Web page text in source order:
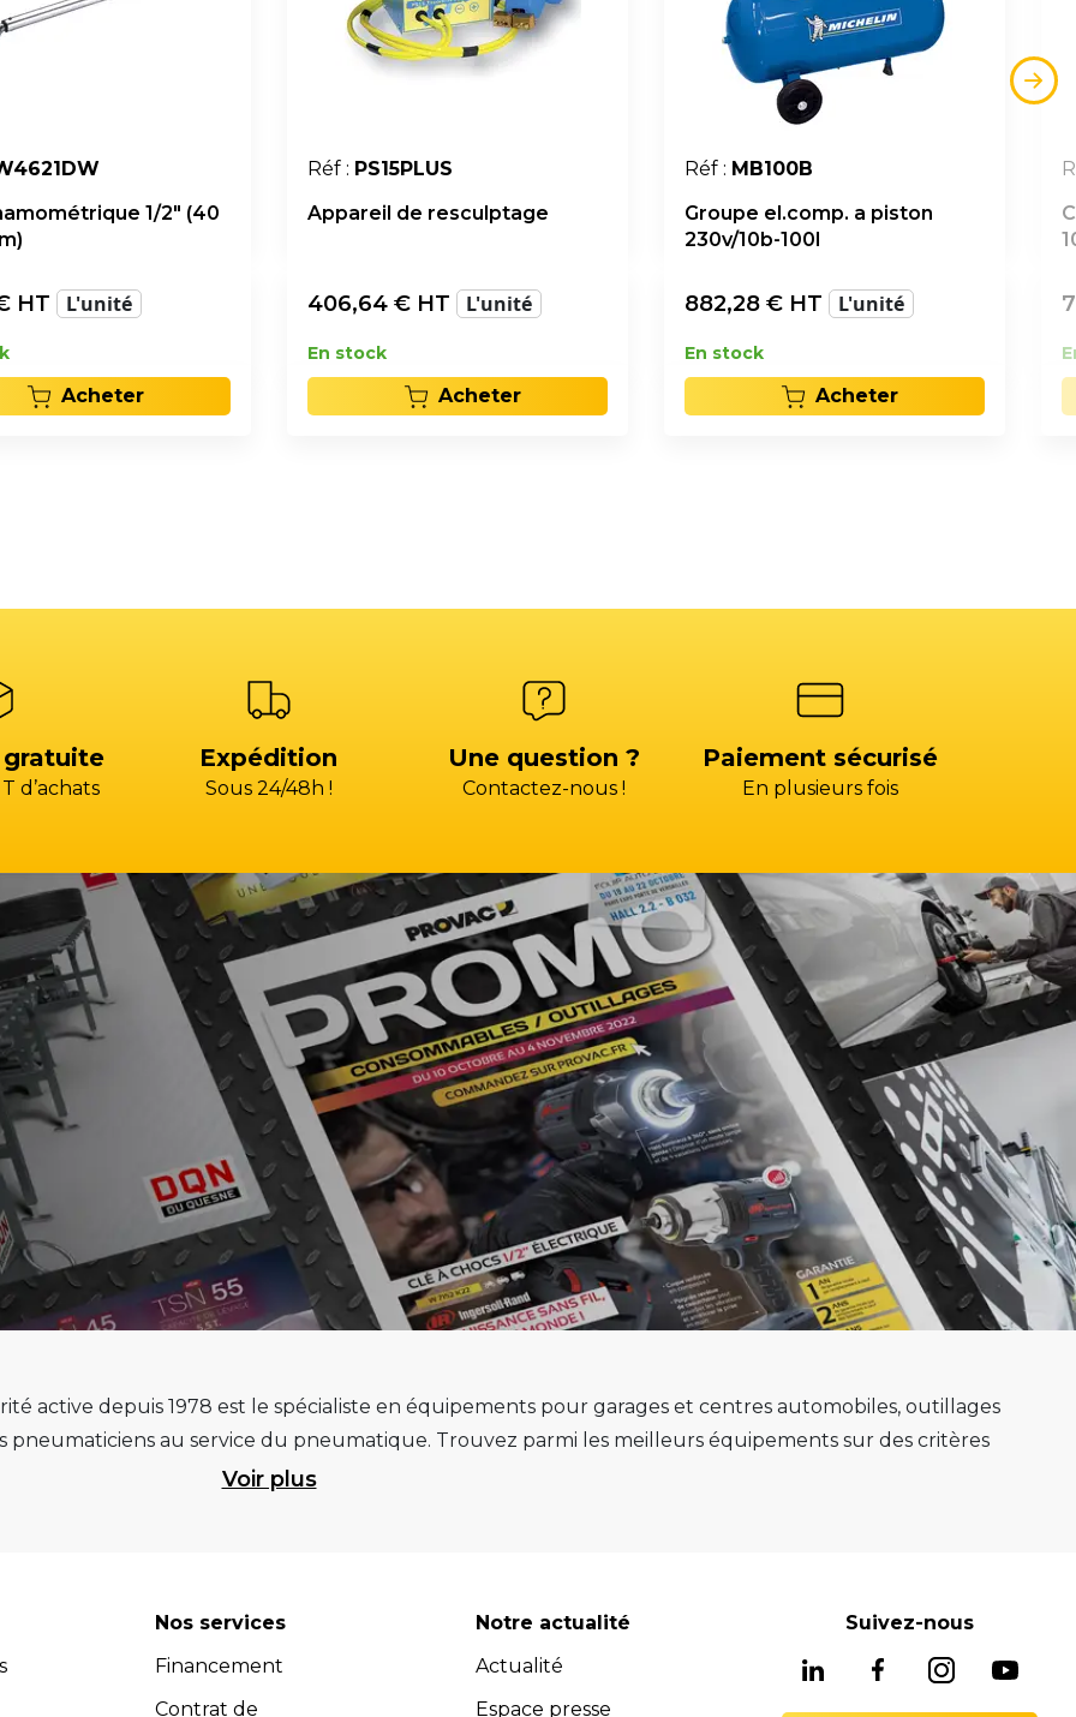
1/2" (40
HT L'unité
Acheter
Réf : PS15PLUS
Appareil de resculptage
406,64 € HT L'unité
En stock
Acheter
Réf : MB100B
Groupe el.comp. a piston
230v/10b-100l
882,28 € HT L'unité
En stock
Acheter
gratuite
d’achats
Expédition
Sous 24/48h !
Une question ?
Contactez-nous !
Paiement sécurisé
En plusieurs fois
active depuis 1978 est le spécialiste en équipements pour garages et centres automobiles, outillages
au service du pneumatique. Trouvez parmi les meilleurs équipements sur des critères
et d’avance technologique pour que la roue remplisse au mieux sa mission.
Retrouvez une sélection de marques renommées, reconnues pour leur fiabilité, leur durabilité et
dispose d’un service après-vente efficace et propose une offre complète de services pour assurer
(contrats de maintenance, extensions de garantie, contrats full service, formations). Notre équipe est
Voir plus
Nos services
Financement
Contrat de
Notre actualité
Actualité
Espace presse
Suivez-nous